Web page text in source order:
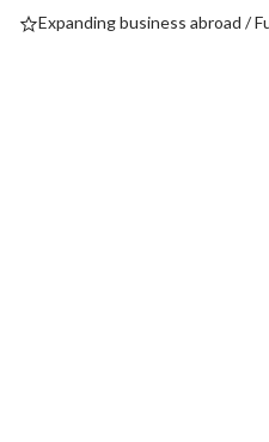
Expanding business abroad /